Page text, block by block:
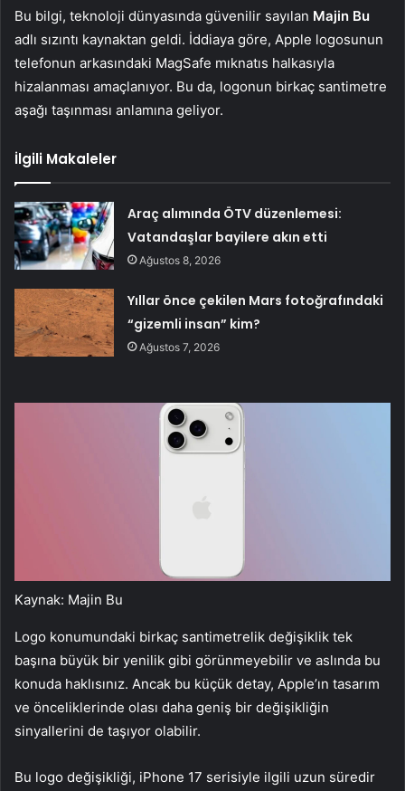
Bu bilgi, teknoloji dünyasında güvenilir sayılan Majin Bu
adlı sızıntı kaynaktan geldi. İddiaya göre, Apple logosunun
telefonun arkasındaki MagSafe mıknatıs halkasıyla
hizalanması amaçlanıyor. Bu da, logonun birkaç santimetre
aşağı taşınması anlamına geliyor.
İlgili Makaleler
Araç alımında ÖTV düzenlemesi:
Vatandaşlar bayilere akın etti
Ağustos 8, 2026
Yıllar önce çekilen Mars fotoğrafındaki
“gizemli insan” kim?
Ağustos 7, 2026
Kaynak: Majin Bu
Logo konumundaki birkaç santimetrelik değişiklik tek
başına büyük bir yenilik gibi görünmeyebilir ve aslında bu
konuda haklısınız. Ancak bu küçük detay, Apple’ın tasarım
ve önceliklerinde olası daha geniş bir değişikliğin
sinyallerini de taşıyor olabilir.
Bu logo değişikliği, iPhone 17 serisiyle ilgili uzun süredir